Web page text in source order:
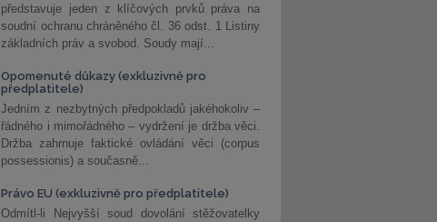
představuje jeden z klíčových prvků práva na
soudní ochranu chráněného čl. 36 odst. 1 Listiny
základních práv a svobod. Soudy mají...
Opomenuté důkazy (exkluzivně pro
předplatitele)
Jedním z nezbytných předpokladů jakéhokoliv –
řádného i mimořádného – vydržení je držba věci.
Držba zahrnuje faktické ovládání věci (corpus
possessionis) a současně...
Právo EU (exkluzivně pro předplatitele)
Odmítl-li Nejvyšší soud dovolání stěžovatelky